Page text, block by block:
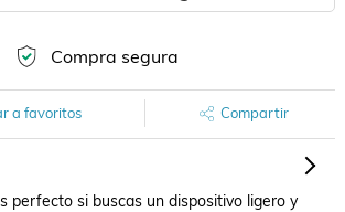
Compra segura
a favoritos Compartir
perfecto si buscas un dispositivo ligero y